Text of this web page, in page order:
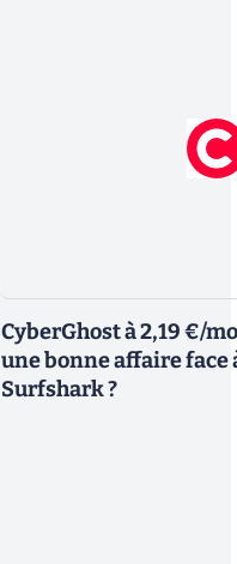
CyberGhost à 2,19 €/
une bonne affaire face
Surfshark ?